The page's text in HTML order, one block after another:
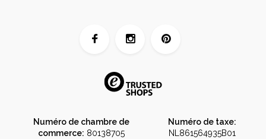
Numéro de chambre de
commerce: 80138705
Numéro de taxe:
NL861564935B01